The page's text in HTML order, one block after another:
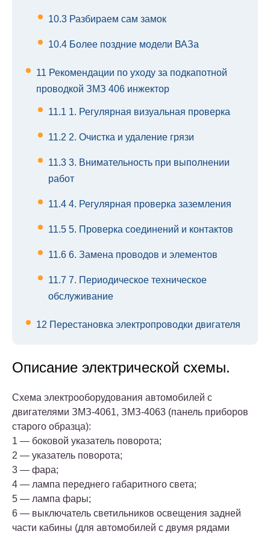
10.3 Разбираем сам замок
10.4 Более поздние модели ВАЗа
11 Рекомендации по уходу за подкапотной
проводкой ЗМЗ 406 инжектор
11.1 1. Регулярная визуальная проверка
11.2 2. Очистка и удаление грязи
11.3 3. Внимательность при выполнении
работ
11.4 4. Регулярная проверка заземления
11.5 5. Проверка соединений и контактов
11.6 6. Замена проводов и элементов
11.7 7. Периодическое техническое
обслуживание
12 Перестановка электропроводки двигателя
Описание электрической схемы.
Схема электрооборудования автомобилей с
двигателями ЗМЗ-4061, ЗМЗ-4063 (панель приборов
старого образца):
1 — боковой указатель поворота;
2 — указатель поворота;
3 — фара;
4 — лампа переднего габаритного света;
5 — лампа фары;
6 — выключатель светильников освещения задней
части кабины (для автомобилей с двумя рядами